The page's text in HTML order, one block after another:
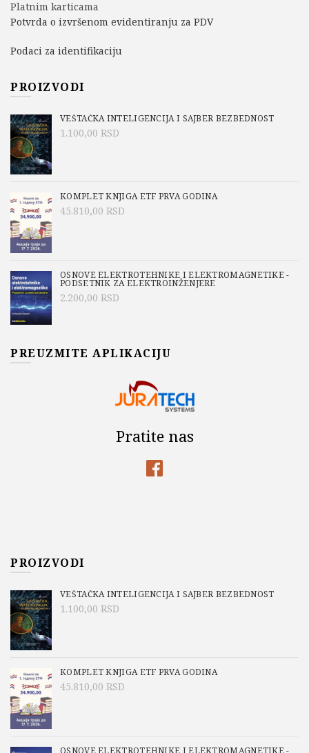
Platnim karticama
Potvrda o izvršenom evidentiranju za PDV
Podaci za identifikaciju
PROIZVODI
VEŠTAČKA INTELIGENCIJA I SAJBER BEZBEDNOST
1.100,00 RSD
KOMPLET KNJIGA ETF PRVA GODINA
45.810,00 RSD
OSNOVE ELEKTROTEHNIKE I ELEKTROMAGNETIKE -
PODSETNIK ZA ELEKTROINŽENJERE
2.200,00 RSD
PREUZMITE APLIKACIJU
Pratite nas
PROIZVODI
VEŠTAČKA INTELIGENCIJA I SAJBER BEZBEDNOST
1.100,00 RSD
KOMPLET KNJIGA ETF PRVA GODINA
45.810,00 RSD
OSNOVE ELEKTROTEHNIKE I ELEKTROMAGNETIKE -